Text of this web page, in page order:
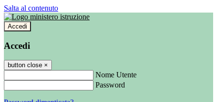
Salta al contenuto
Accedi
Accedi
button close ×
Nome Utente
Password